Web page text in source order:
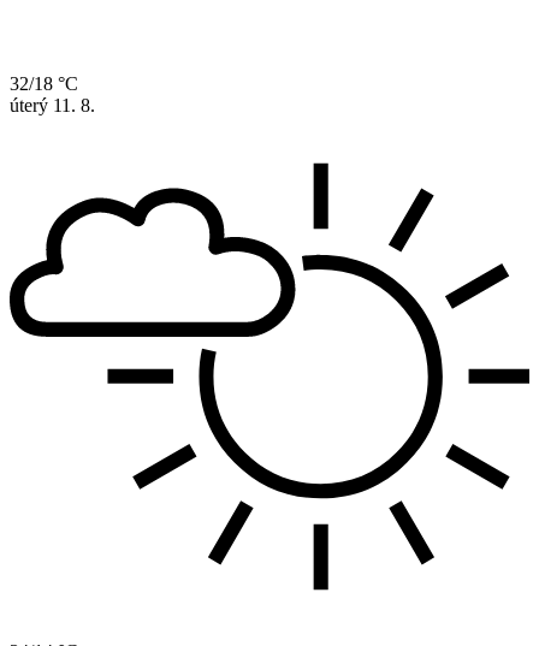
32/18 °C
úterý 11. 8.